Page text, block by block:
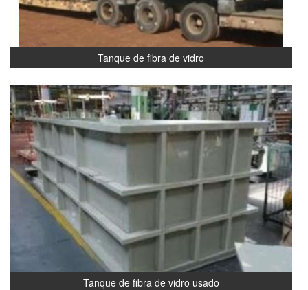
Tanque de fibra de vidro
Tanque de fibra de vidro usado